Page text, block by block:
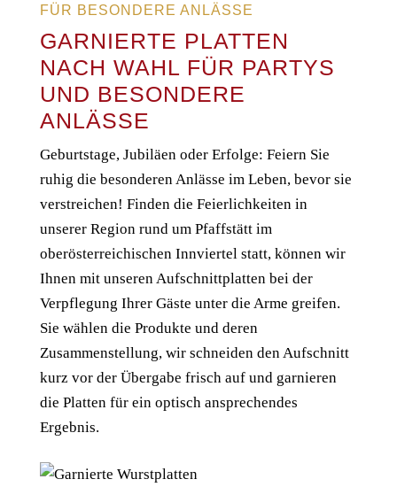
FÜR BESONDERE ANLÄSSE
GARNIERTE PLATTEN
NACH WAHL FÜR PARTYS
UND BESONDERE
ANLÄSSE
Geburtstage, Jubiläen oder Erfolge: Feiern Sie
ruhig die besonderen Anlässe im Leben, bevor sie
verstreichen! Finden die Feierlichkeiten in
unserer Region rund um Pfaffstätt im
oberösterreichischen Innviertel statt, können wir
Ihnen mit unseren Aufschnittplatten bei der
Verpflegung Ihrer Gäste unter die Arme greifen.
Sie wählen die Produkte und deren
Zusammenstellung, wir schneiden den Aufschnitt
kurz vor der Übergabe frisch auf und garnieren
die Platten für ein optisch ansprechendes
Ergebnis.